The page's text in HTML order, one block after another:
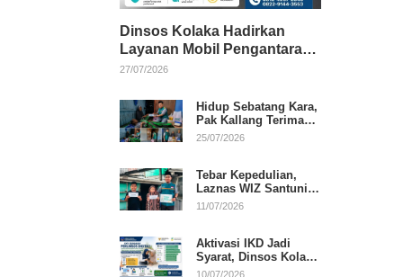
Dinsos Kolaka Hadirkan
Layanan Mobil Pengantaran
Gratis bagi Pasien Penerima
27/07/2026
Hidup Sebatang Kara,
Pak Kallang Terima
Bantuan dari Laznas
25/07/2026
Tebar Kepedulian,
Laznas WIZ Santuni
Anak Yatim dan
11/07/2026
Aktivasi IKD Jadi
Syarat, Dinsos Kolaka
Sosialisasikan
10/07/2026